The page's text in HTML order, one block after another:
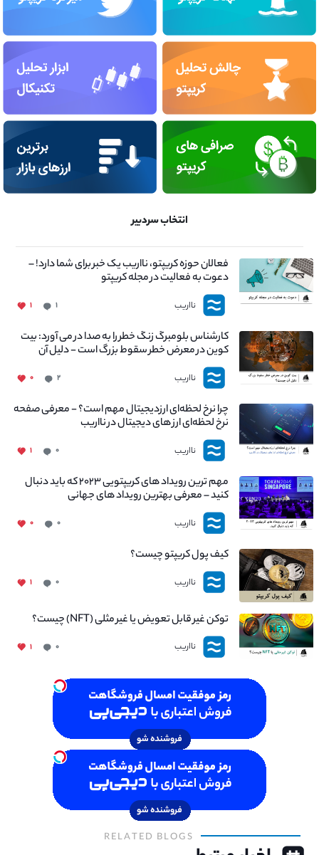
انتخاب سردبیر
فعالان حوزه کریپتو، نااریب یک خبر برای شما دارد! –
دعوت به فعالیت در مجله کریپتو
نااریب ۱ ۱
کارشناس بلومبرگ زنگ خطر را به صدا در می آورد: بیت
کوین در معرض خطر سقوط بزرگ است - دلیل آن
چیست؟
نااریب ۲ ۰
چرا نرخ لحظه‌ای ارزدیجیتال مهم است؟ - معرفی صفحه
نرخ لحظه‌ای ارز های دیجیتال در نااریب
نااریب ۰ ۱
مهم ترین رویداد های کریپتویی ۲۰۲۳ که باید دنبال
کنید – معرفی بهترین رویداد های جهانی
نااریب ۰ ۰
کیف پول کریپتو چیست؟
نااریب ۰ ۱
توکن غیر قابل تعویض یا غیر مثلی (NFT) چیست؟
نااریب ۰ ۱
RELATED BLOGS